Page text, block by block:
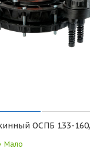
ОСПБ 133-
Мало